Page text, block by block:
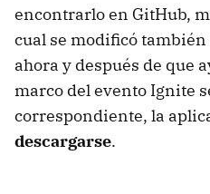
encontrarlo en GitHub,
cual se modificó
ahora y después de que
marco del evento Ignite
correspondiente, la
descargarse.